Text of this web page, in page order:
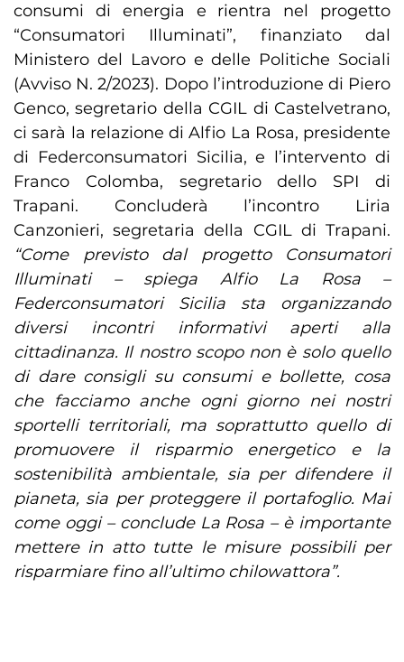
consumi di energia e rientra nel progetto
“Consumatori Illuminati”, finanziato dal
Ministero del Lavoro e delle Politiche Sociali
(Avviso N. 2/2023). Dopo l’introduzione di Piero
Genco, segretario della CGIL di Castelvetrano,
ci sarà la relazione di Alfio La Rosa, presidente
di Federconsumatori Sicilia, e l’intervento di
Franco Colomba, segretario dello SPI di
Trapani. Concluderà l’incontro Liria
Canzonieri, segretaria della CGIL di Trapani.
“Come previsto dal progetto Consumatori
Illuminati – spiega Alfio La Rosa –
Federconsumatori Sicilia sta organizzando
diversi incontri informativi aperti alla
cittadinanza. Il nostro scopo non è solo quello
di dare consigli su consumi e bollette, cosa
che facciamo anche ogni giorno nei nostri
sportelli territoriali, ma soprattutto quello di
promuovere il risparmio energetico e la
sostenibilità ambientale, sia per difendere il
pianeta, sia per proteggere il portafoglio. Mai
come oggi – conclude La Rosa – è importante
mettere in atto tutte le misure possibili per
risparmiare fino all’ultimo chilowattora”.